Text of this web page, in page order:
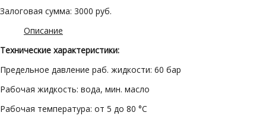
Залоговая сумма: 3000 руб.
Описание
Технические характеристики:
Предельное давление раб. жидкости: 60 бар
Рабочая жидкость: вода, мин. масло
Рабочая температура: от 5 до 80 °C